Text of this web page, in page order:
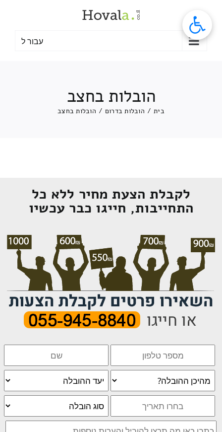
עבור ל
הובלות בחצב
בית / הובלות בדרום / הובלות בחצב
לקבלת הצעת מחיר ללא כל
התחייבות, חייגו כבר עכשיו